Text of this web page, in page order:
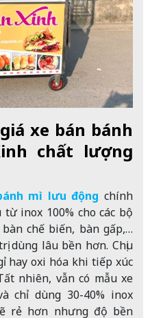
xe bán bánh
chất lượng
mì lưu động chính
inox 100% cho các bộ
chế biến, bàn gấp,…
dùng lâu bền hơn. Chịu
hay oxi hóa khi tiếp xúc
nhiên, vẫn có mẫu xe
chỉ dùng 30-40% inox
rẻ hơn nhưng độ bền